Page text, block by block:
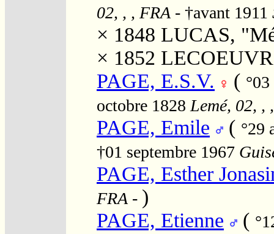
02, , , FRA - †avant 1911
× 1848 LUCAS,
× 1852
PAGE, E.S.V.
(
octobre 1828 Lemé, 02, ,
PAGE, Emile ( °29
†01 septembre 1967
PAGE, Esther
FRA - )
PAGE, Etienne
(